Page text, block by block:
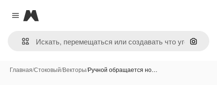
Close menu
Magnific
Поиск
Главная/Стоковый/Векторы/Ручной обращается но…